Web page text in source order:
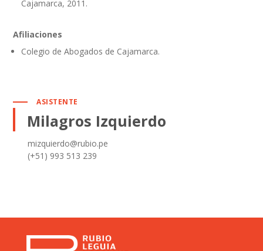
Cajamarca, 2011.
Afiliaciones
Colegio de Abogados de Cajamarca.
ASISTENTE
Milagros Izquierdo
mizquierdo@rubio.pe
(+51) 993 513 239